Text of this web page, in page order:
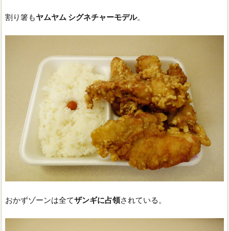
割り箸もヤムヤム シグネチャーモデル。
おかずゾーンは全てザンギに占領されている。